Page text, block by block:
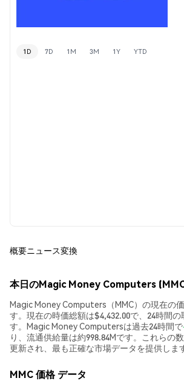
1D 7D 1M 3M 1Y YTD
概要ニュース変換
本日のMagic Money Computers
Magic Money Computers（MMC）の現在の
す。現在の時価総額は$4,432.00で、24時間
す。Magic Money Computersは過去24時間で
り、流通供給量は約998.84Mです。これらの
更新され、最も正確な市場データを提供しま
MMC 価格 データ